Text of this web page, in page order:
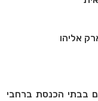
בבתי הכנסת ברחבי